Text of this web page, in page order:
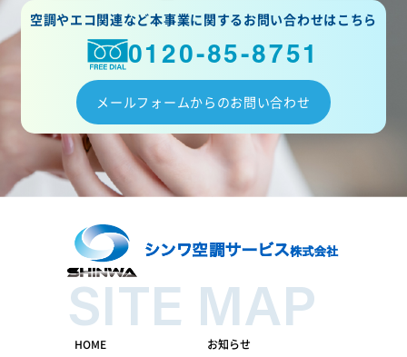
空調やエコ関連など本事業に関するお問い合わせはこちら
0120-85-8751
メールフォームからのお問い合わせ
SITE MAP
HOME お知らせ